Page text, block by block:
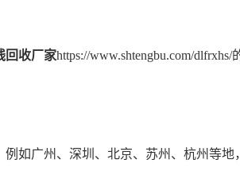
回收厂家https://www.shtengbu.com/
如广州、深圳、北京、苏州、杭州等地